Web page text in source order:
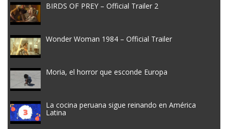
BIRDS OF PREY – Official Trailer 2
Wonder Woman 1984 – Official Trailer
Moria, el horror que esconde Europa
La cocina peruana sigue reinando en América
Latina